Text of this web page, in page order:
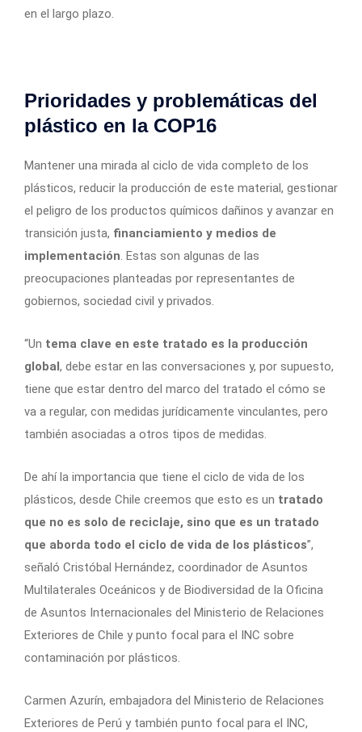
en el largo plazo.
Prioridades y problemáticas del
plástico en la COP16
Mantener una mirada al ciclo de vida completo de los
plásticos, reducir la producción de este material, gestionar
el peligro de los productos químicos dañinos y avanzar en
transición justa, financiamiento y medios de
implementación. Estas son algunas de las
preocupaciones planteadas por representantes de
gobiernos, sociedad civil y privados.
“Un tema clave en este tratado es la producción
global , debe estar en las conversaciones y, por supuesto,
tiene que estar dentro del marco del tratado el cómo se
va a regular, con medidas jurídicamente vinculantes, pero
también asociadas a otros tipos de medidas.
De ahí la importancia que tiene el ciclo de vida de los
plásticos, desde Chile creemos que esto es un tratado
que no es solo de reciclaje, sino que es un tratado
que aborda todo el ciclo de vida de los plásticos”,
señaló Cristóbal Hernández, coordinador de Asuntos
Multilaterales Oceánicos y de Biodiversidad de la Oficina
de Asuntos Internacionales del Ministerio de Relaciones
Exteriores de Chile y punto focal para el INC sobre
contaminación por plásticos.
Carmen Azurín, embajadora del Ministerio de Relaciones
Exteriores de Perú y también punto focal para el INC,